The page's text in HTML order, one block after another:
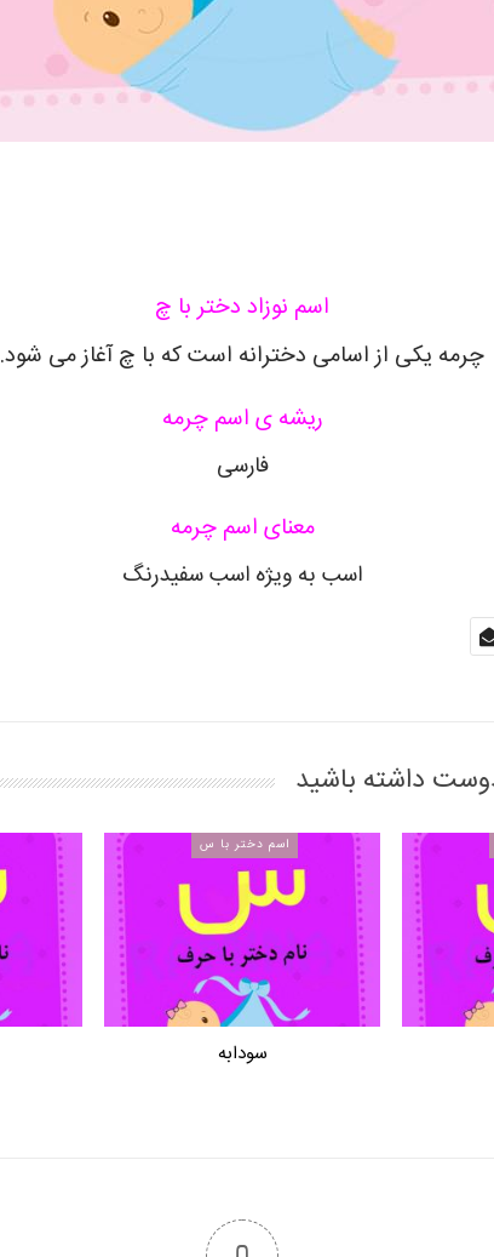
اسم نوزاد دختر با چ
چرمه یکی از اسامی دخترانه است که با چ آغاز می شود.
ریشه ی اسم چرمه
فارسی
معنای اسم چرمه
اسب به ویژه اسب سفیدرنگ
داشته باشید
اسم دختر با س
سودابه